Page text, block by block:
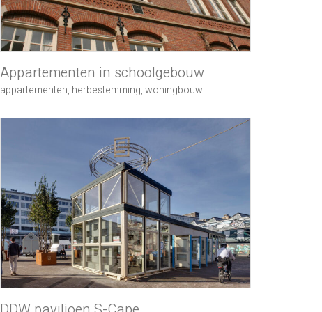
Appartementen in schoolgebouw
appartementen, herbestemming,woningbouw